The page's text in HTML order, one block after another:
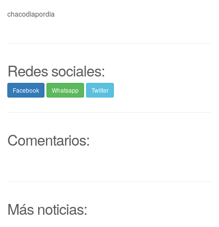
chacodiapordia
Redes sociales:
Facebook Whatsapp Twitter
Comentarios:
Más noticias: